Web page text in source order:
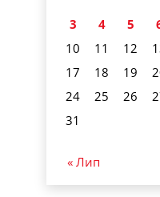
3
4 5
10
11 12
17
18 19
24
25 26
31
« Лип